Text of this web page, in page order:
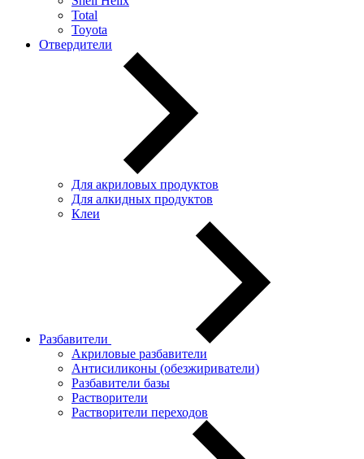
Total
Toyota
Отвердители
Для акриловых продуктов
Для алкидных продуктов
Клеи
Разбавители
Акриловые разбавители
Антисиликоны (обезжириватели)
Разбавители базы
Растворители
Растворители переходов